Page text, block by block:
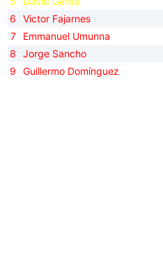
6
Victor Fajarnes
7
Emmanuel Umunna
8
Jorge Sancho
9
Guillermo Domínguez